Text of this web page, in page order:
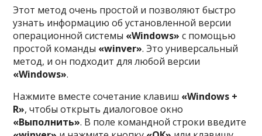
Этот метод очень простой и позволяют быстро
узнать информацию об установленной версии
операционной системы «Windows» с помощью
простой команды «winver». Это универсальный
метод, и он подходит для любой версии
«Windows».
Нажмите вместе сочетание клавиш «Windows +
R», чтобы открыть диалоговое окно
«Выполнить». В поле командной строки введите